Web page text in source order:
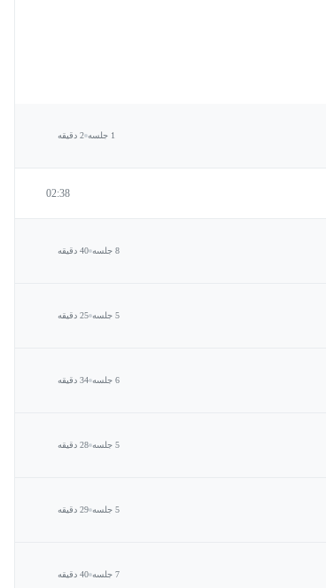
1 جلسه 2 دقیقه
02:38
8 جلسه 40 دقیقه
5 جلسه 25 دقیقه
6 جلسه 34 دقیقه
5 جلسه 28 دقیقه
5 جلسه 29 دقیقه
7 جلسه 40 دقیقه